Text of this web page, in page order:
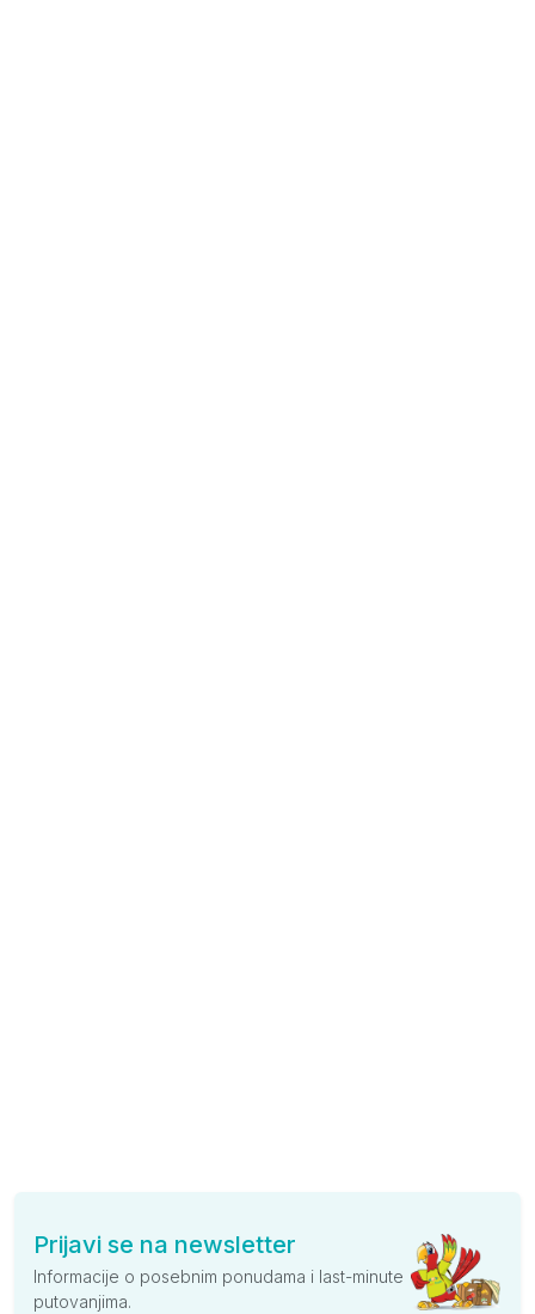
Prijavi se na newsletter
Informacije o posebnim ponudama i last-minute
putovanjima.